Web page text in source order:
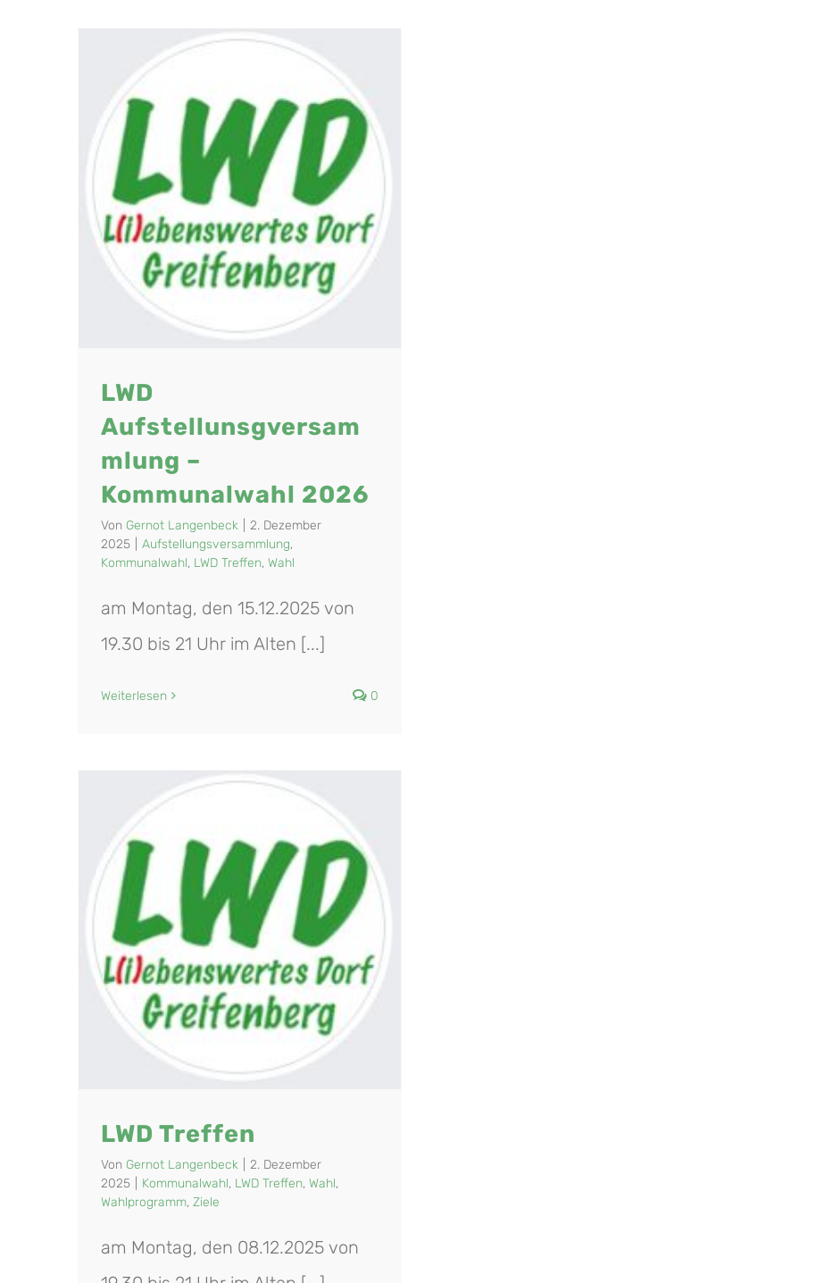
LWD
Aufstellunsgversam
mlung –
Kommunalwahl 2026
Von Gernot Langenbeck
2. Dezember
2025
Aufstellungsversammlung,
Kommunalwahl, LWD Treffen, Wahl
am Montag, den 15.12.2025 von
19.30 bis 21 Uhr im Alten [...]
Weiterlesen 0
LWD Treffen
Von Gernot Langenbeck
2. Dezember
2025
Kommunalwahl, LWD Treffen, Wahl,
Wahlprogramm, Ziele
am Montag, den 08.12.2025 von